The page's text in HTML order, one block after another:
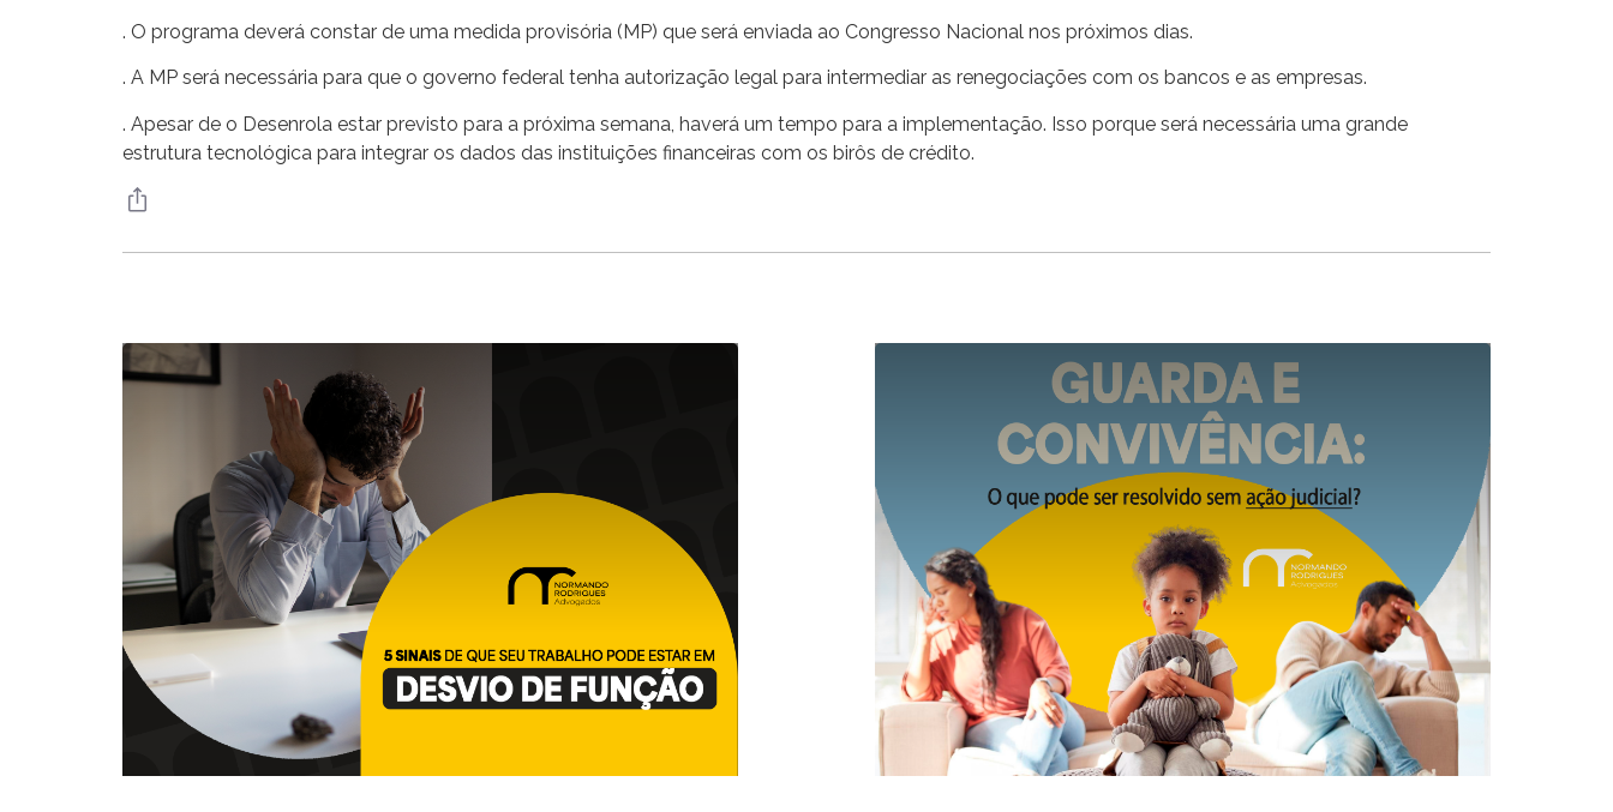
. O programa deverá constar de uma medida provisória (MP) que será enviada ao Congresso Nacional nos próximos dias.
. A MP será necessária para que o governo federal tenha autorização legal para intermediar as renegociações com os bancos e as empresas.
. Apesar de o Desenrola estar previsto para a próxima semana, haverá um tempo para a implementação. Isso porque será necessária uma grande
estrutura tecnológica para integrar os dados das instituições financeiras com os birôs de crédito.